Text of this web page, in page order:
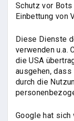
Schutz vor Bots
Einbettung von
Diese Dienste
verwenden u.a.
die USA
ausgehen,
durch die
Google hat